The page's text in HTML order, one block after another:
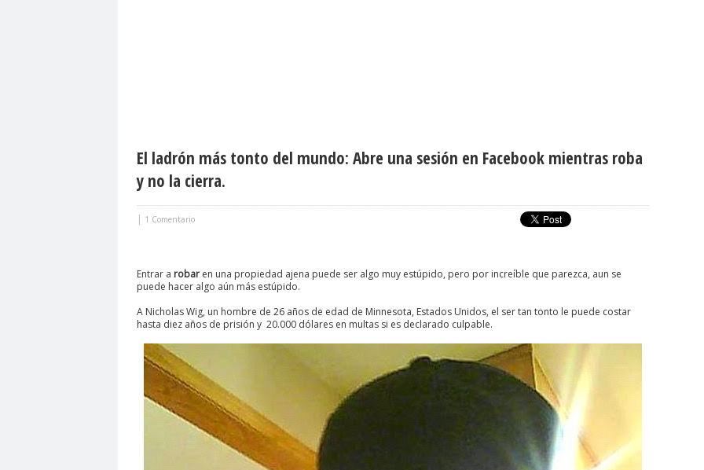
El ladrón más tonto del mundo: Abre una sesión en Facebook mientras roba
y no la cierra.
| 1 Comentario
Entrar a robar en una propiedad ajena puede ser algo muy estúpido, pero por increíble que parezca, aun se
puede hacer algo aún más estúpido.
A Nicholas Wig, un hombre de 26 años de edad de Minnesota, Estados Unidos, el ser tan tonto le puede costar
hasta diez años de prisión y 20.000 dólares en multas si es declarado culpable.